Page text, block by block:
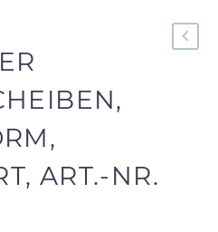
ART.-NR.